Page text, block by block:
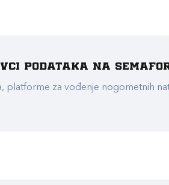
podataka na
platforme za vođenje nogometnih